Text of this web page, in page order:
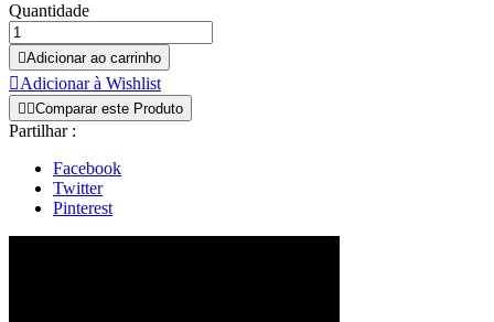
Quantidade
Adicionar ao carrinho
Adicionar à Wishlist
 Comparar este Produto
Partilhar :
Facebook
Twitter
Pinterest